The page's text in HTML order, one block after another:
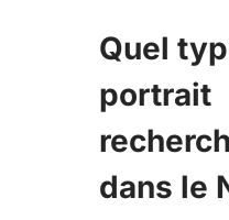
Quel
portrait
dans le